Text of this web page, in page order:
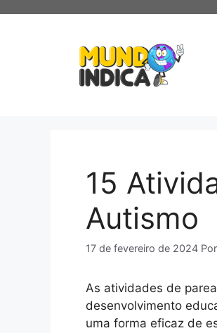
15
Autismo
17 de fevereiro de 2024 Por
As atividades de
desenvolvimento
uma forma eficaz de